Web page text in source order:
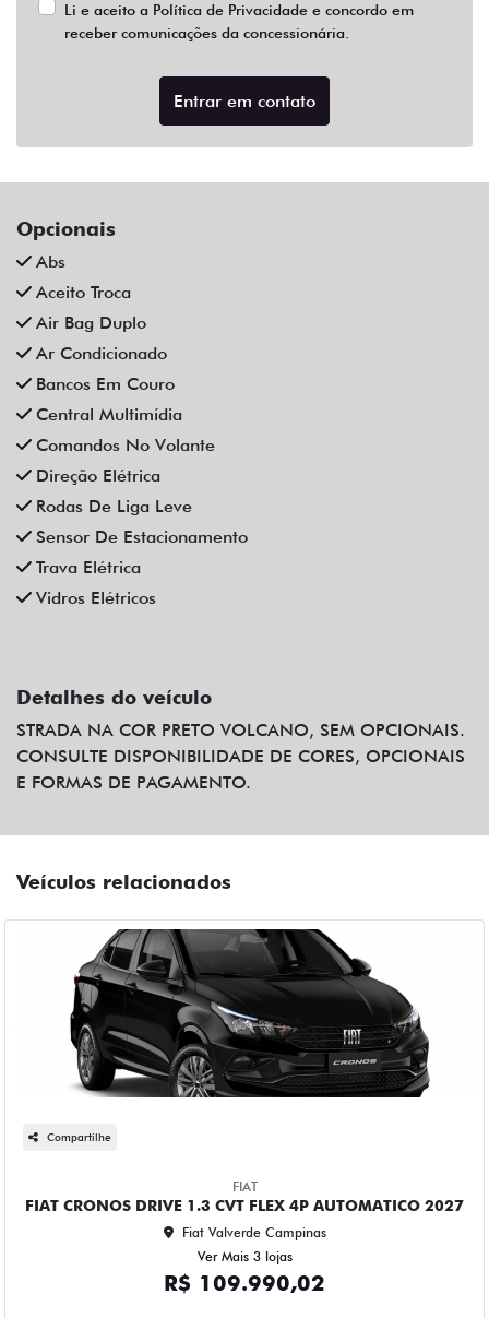
Li e aceito a Política de Privacidade e concordo em
receber comunicações da concessionária.
Entrar em contato
Opcionais
Abs
Aceito Troca
Air Bag Duplo
Ar Condicionado
Bancos Em Couro
Central Multimídia
Comandos No Volante
Direção Elétrica
Rodas De Liga Leve
Sensor De Estacionamento
Trava Elétrica
Vidros Elétricos
Detalhes do veículo
STRADA NA COR PRETO VOLCANO, SEM OPCIONAIS.
CONSULTE DISPONIBILIDADE DE CORES, OPCIONAIS
E FORMAS DE PAGAMENTO.
Veículos relacionados
Compartilhe
FIAT
FIAT CRONOS DRIVE 1.3 CVT FLEX 4P AUTOMATICO 2027
Fiat Valverde Campinas
Ver Mais 3 lojas
R$ 109.990,02